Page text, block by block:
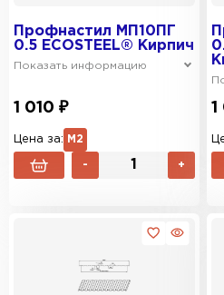
Профнастил МП10ПГ
0.5 ECOSTEEL® Кирпич
Показать информацию
1 010 ₽
Цена за: М2
- +
1